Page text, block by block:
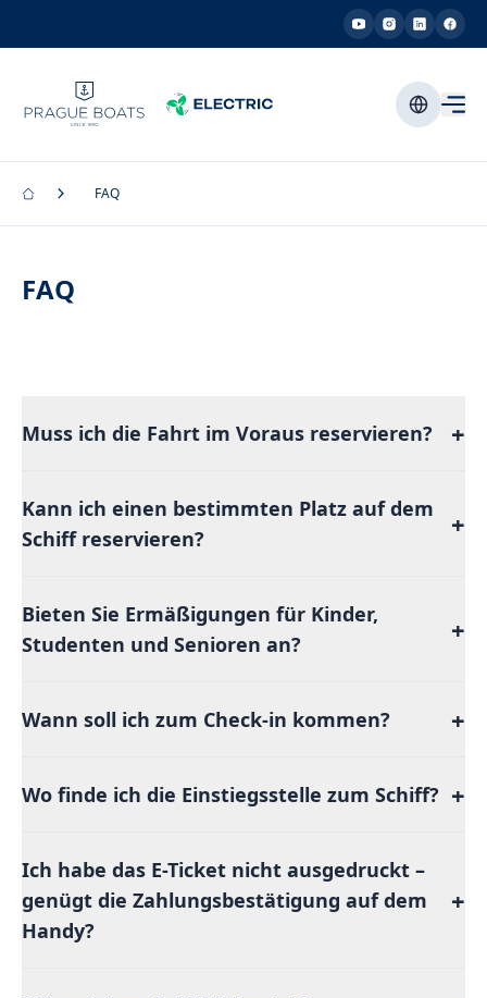
FAQ
FAQ
Muss ich die Fahrt im Voraus reservieren? +
Kann ich einen bestimmten Platz auf dem
Schiff reservieren?
+
Bieten Sie Ermäßigungen für Kinder,
Studenten und Senioren an?
+
Wann soll ich zum Check-in kommen? +
Wo finde ich die Einstiegsstelle zum Schiff? +
Ich habe das E-Ticket nicht ausgedruckt –
genügt die Zahlungsbestätigung auf dem
Handy?
+